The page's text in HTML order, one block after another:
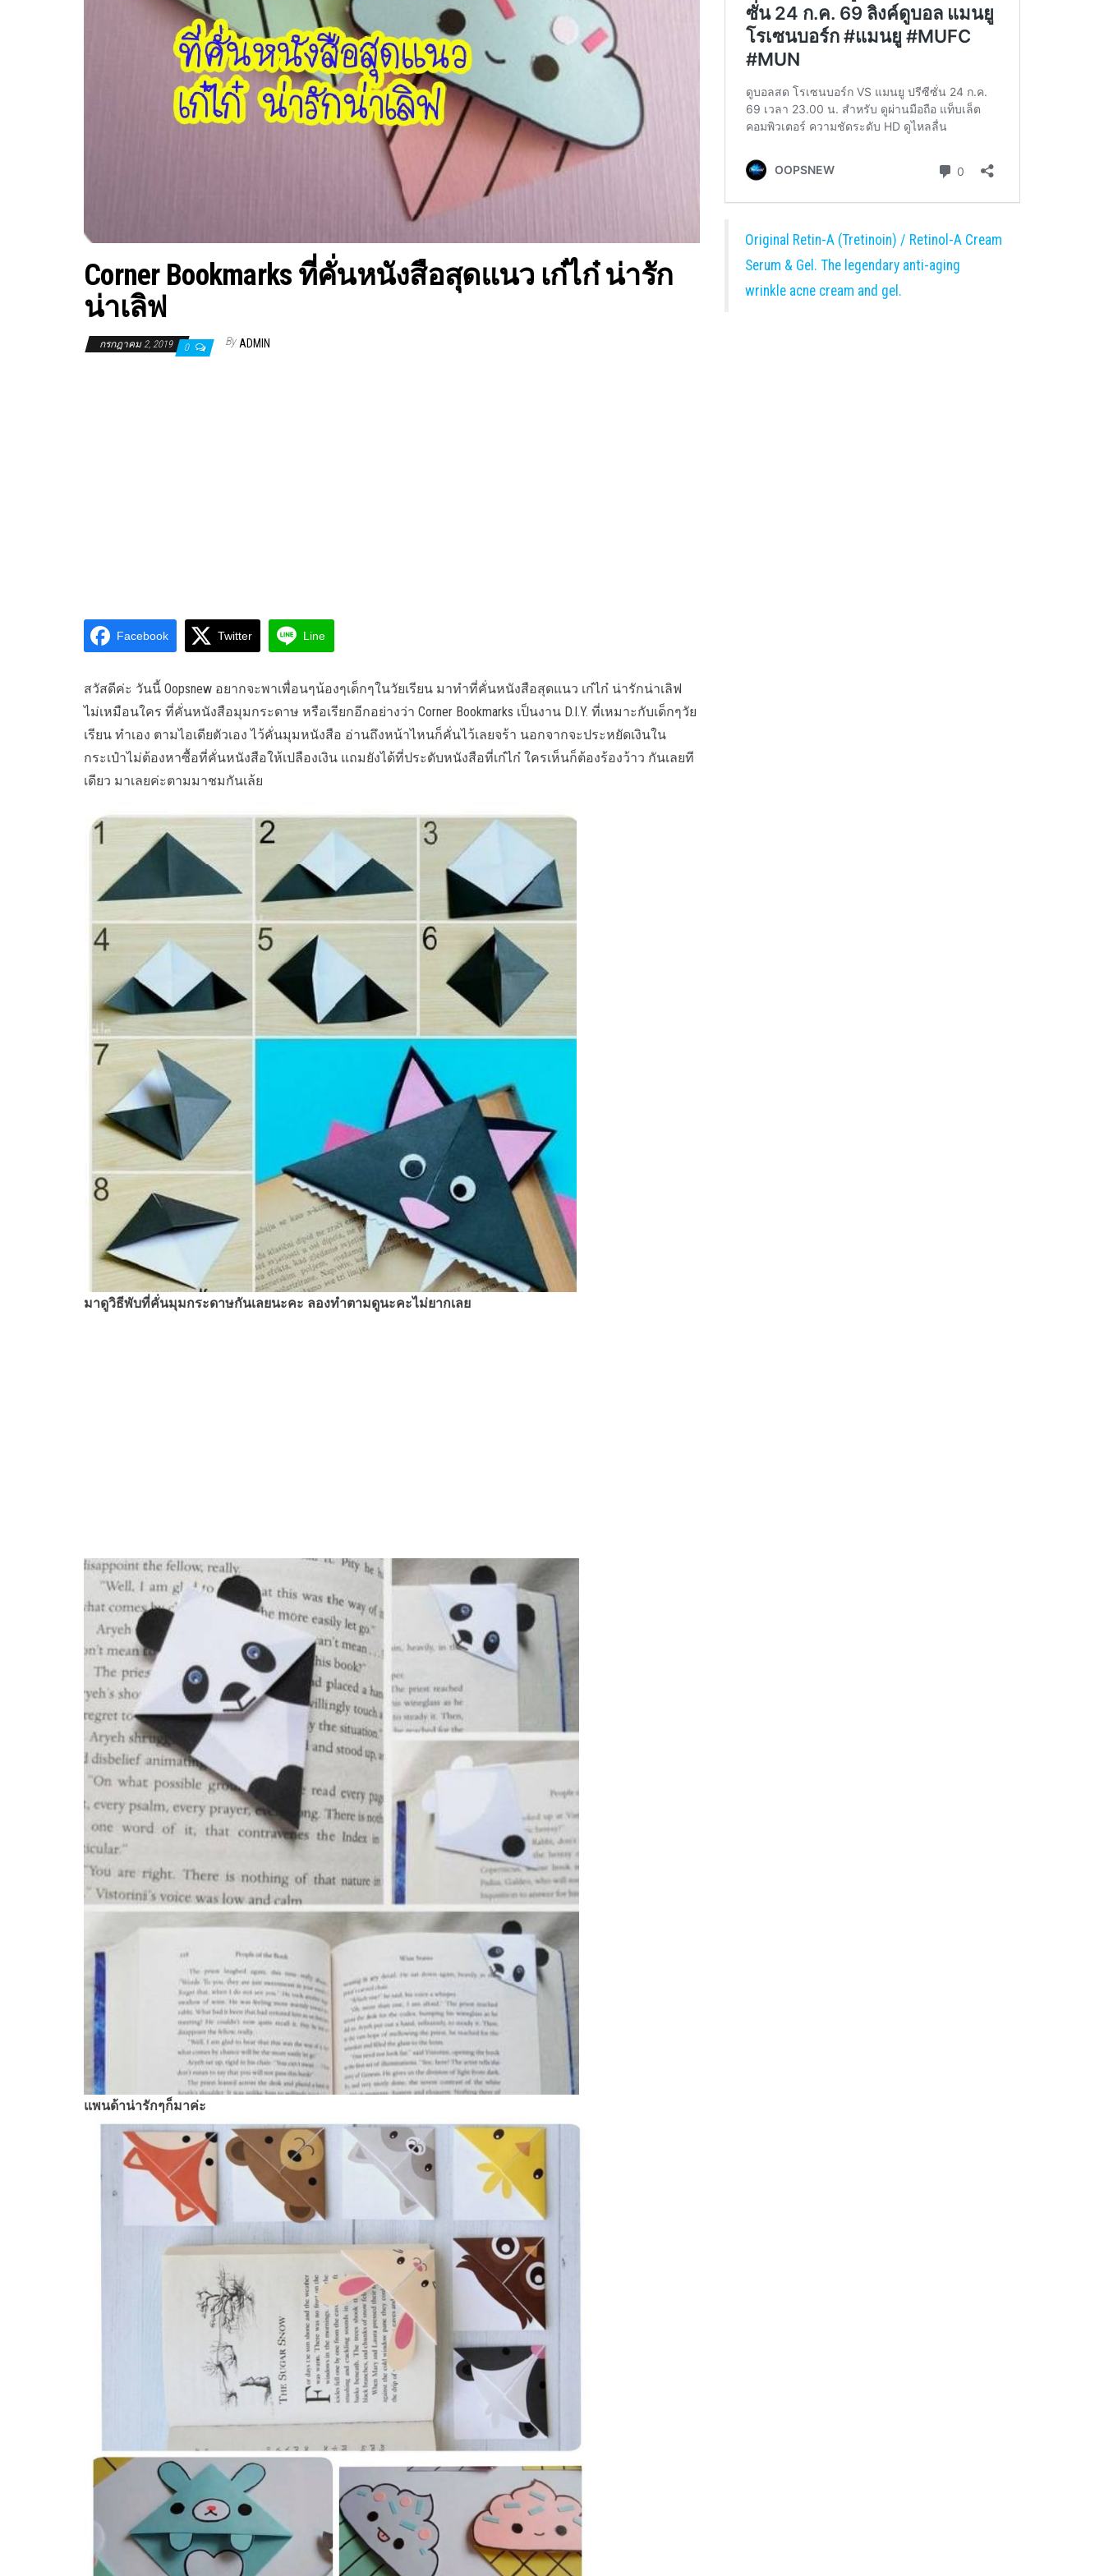
Corner Bookmarks ที่คั่นหนังสือสุดแนว เก๋ไก๋ น่ารัก
น่าเลิฟ
กรกฎาคม 2, 2019 0 By ADMIN
Facebook Twitter Line
สวัสดีค่ะ วันนี้ Oopsnew อยากจะพาเพื่อนๆน้องๆเด็กๆในวัยเรียน มาทำที่คั่นหนังสือสุดแนว เก๋ไก๋ น่ารักน่าเลิฟ
ไม่เหมือนใคร ที่คั่นหนังสือมุมกระดาษ หรือเรียกอีกอย่างว่า Corner Bookmarks เป็นงาน D.I.Y. ที่เหมาะกับเด็กๆวัย
เรียน ทำเอง ตามไอเดียตัวเอง ไว้คั่นมุมหนังสือ อ่านถึงหน้าไหนก็คั่นไว้เลยจร้า นอกจากจะประหยัดเงินใน
กระเป๋าไม่ต้องหาซื้อที่คั่นหนังสือให้เปลืองเงิน แถมยังได้ที่ประดับหนังสือที่เก๋ไก๋ ใครเห็นก็ต้องร้องว้าว กันเลยที
เดียว มาเลยค่ะตามมาชมกันเล้ย
มาดูวิธีพับที่คั่นมุมกระดาษกันเลยนะคะ ลองทำตามดูนะคะไม่ยากเลย
แพนด้าน่ารักๆก็มาค่ะ
Original Retin-A (Tretinoin) / Retinol-A Cream
Serum & Gel. The legendary anti-aging
wrinkle acne cream and gel.